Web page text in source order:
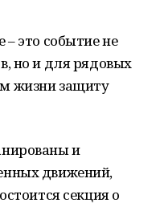
это событие не
но и для рядовых
жизни защиту
и
движений,
секция о